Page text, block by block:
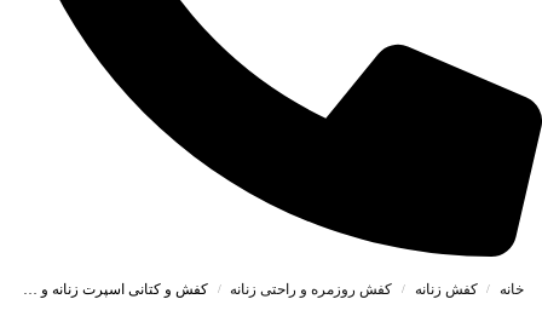
خانه / کفش زنانه / کفش روزمره و راحتی زنانه / کفش و کتانی اسپرت زنانه و دخترانه مدل فشیون FASHION رنگ سفید سرمه ای کد M179